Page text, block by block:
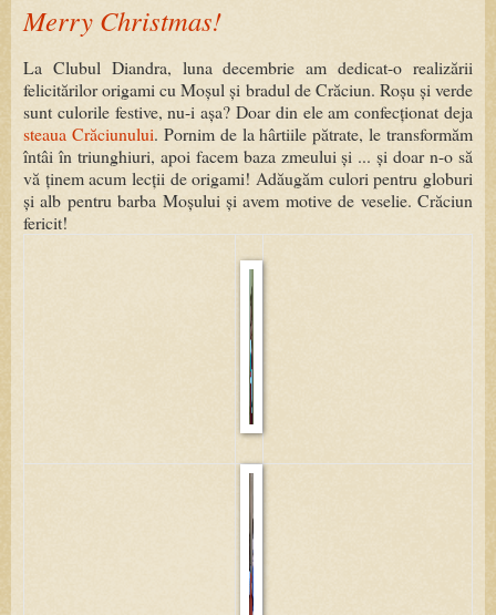
Merry Christmas!
La Clubul Diandra, luna decembrie am dedicat-o realizării
felicitărilor origami cu Moșul și bradul de Crăciun. Roșu și verde
sunt culorile festive, nu-i așa? Doar din ele am confecționat deja
steaua Crăciunului. Pornim de la hârtiile pătrate, le transformăm
întâi în triunghiuri, apoi facem baza zmeului și ... și doar n-o să
vă ținem acum lecții de origami! Adăugăm culori pentru globuri
și alb pentru barba Moșului și avem motive de veselie. Crăciun
fericit!